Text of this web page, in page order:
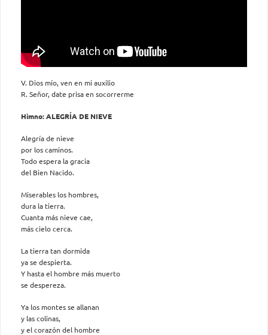
V. Dios mío, ven en mi auxilio
R. Señor, date prisa en socorrerme
Himno: ALEGRÍA DE NIEVE
Alegría de nieve
por los caminos.
Todo espera la gracia
del Bien Nacido.
Miserables los hombres,
dura la tierra.
Cuanta más nieve cae,
más cielo cerca.
La tierra tan dormida
ya se despierta.
Y hasta el hombre más muerto
se despereza.
Ya los montes se allanan
y las colinas,
y el corazón del hombre